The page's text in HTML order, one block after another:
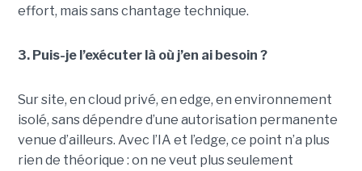
effort, mais sans chantage technique.
3. Puis-je l’exécuter là où j’en ai besoin ?
Sur site, en cloud privé, en edge, en environnement
isolé, sans dépendre d’une autorisation permanente
venue d’ailleurs. Avec l’IA et l’edge, ce point n’a plus
rien de théorique : on ne veut plus seulement